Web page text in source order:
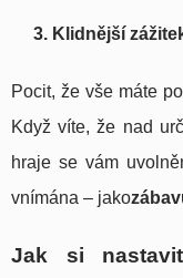
3. Klidnější
Pocit, že vše máte
Když víte, že nad
hraje se vám
vnímána – jako
Jak si